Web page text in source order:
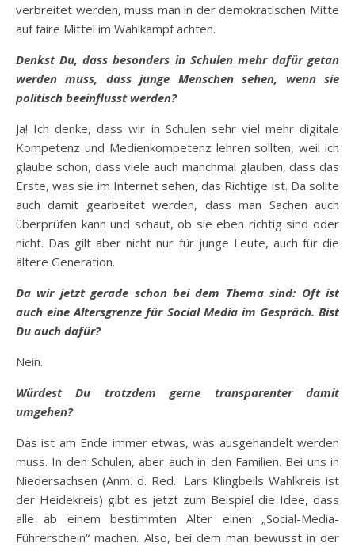
verbreitet werden, muss man in der demokratischen Mitte
auf faire Mittel im Wahlkampf achten.
Denkst Du, dass besonders in Schulen mehr dafür getan
werden muss, dass junge Menschen sehen, wenn sie
politisch beeinflusst werden?
Ja! Ich denke, dass wir in Schulen sehr viel mehr digitale
Kompetenz und Medienkompetenz lehren sollten, weil ich
glaube schon, dass viele auch manchmal glauben, dass das
Erste, was sie im Internet sehen, das Richtige ist. Da sollte
auch damit gearbeitet werden, dass man Sachen auch
überprüfen kann und schaut, ob sie eben richtig sind oder
nicht. Das gilt aber nicht nur für junge Leute, auch für die
ältere Generation.
Da wir jetzt gerade schon bei dem Thema sind: Oft ist
auch eine Altersgrenze für Social Media im Gespräch. Bist
Du auch dafür?
Nein.
Würdest Du trotzdem gerne transparenter damit
umgehen?
Das ist am Ende immer etwas, was ausgehandelt werden
muss. In den Schulen, aber auch in den Familien. Bei uns in
Niedersachsen (Anm. d. Red.: Lars Klingbeils Wahlkreis ist
der Heidekreis) gibt es jetzt zum Beispiel die Idee, dass
alle ab einem bestimmten Alter einen „Social-Media-
Führerschein“ machen. Also, bei dem man bewusst in der